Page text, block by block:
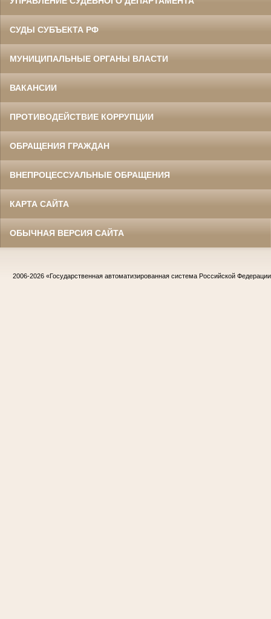
СУДЫ СУБЪЕКТА РФ
МУНИЦИПАЛЬНЫЕ ОРГАНЫ ВЛАСТИ
ВАКАНСИИ
ПРОТИВОДЕЙСТВИЕ КОРРУПЦИИ
ОБРАЩЕНИЯ ГРАЖДАН
ВНЕПРОЦЕССУАЛЬНЫЕ ОБРАЩЕНИЯ
КАРТА САЙТА
ОБЫЧНАЯ ВЕРСИЯ САЙТА
2006-2026 «Государственная автоматизированная система Российской